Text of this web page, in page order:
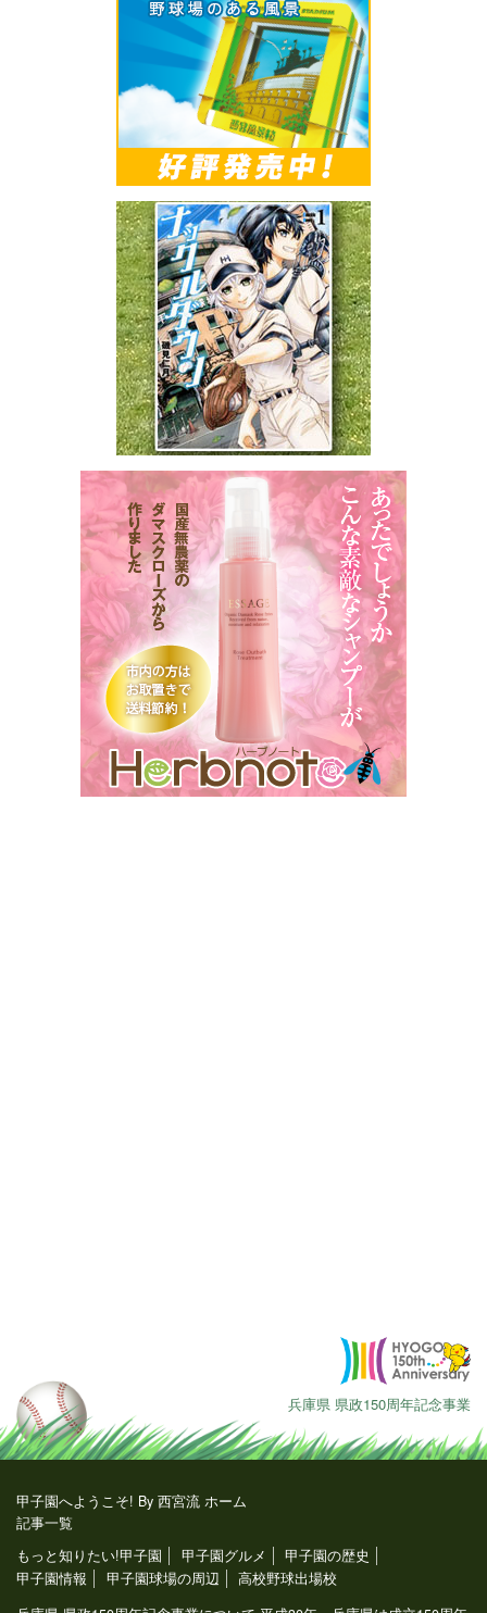
兵庫県 県政150周年記念事業
甲子園へようこそ! By 西宮流 ホーム
記事一覧
もっと知りたい!甲子園
甲子園グルメ
甲子園の歴史
甲子園情報
甲子園球場の周辺
高校野球出場校